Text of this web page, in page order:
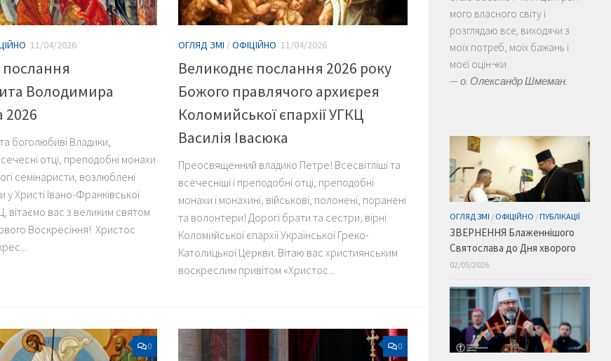
11/04/2026
послання
Володимира
2026
боголюбиві Владики,
отці, преподобні монахи
семінаристи, возлюблені
у Христі Івано-Франківської
вітаємо вас з великим святом
Воскресіння! Христос
ОГЛЯД ЗМІ /ОФІЦІЙНО 11/04/2026
Великоднє послання 2026 року
Божого правлячого архиєрея
Коломийської єпархії УГКЦ
Василія Івасюка
Преосвященний владико Петре! Всесвітліші та
всечесніші і преподобні отці, преподобні
монахи і монахині, військові, полонені, поранені
та волонтери! Дорогі брати та сестри, вірні
Коломийської єпархії Української Греко-
Католицької Церкви. Вітаю вас християнським
воскреслим привітом «Христос...
0 0
мого власного світу і
розглядаю все, виходячи з
моїх потреб, моїх бажань і
моєї оцін¬ки
—о. Олександр Шмеман.
ОГЛЯД ЗМІ / ОФІЦІЙНО /ПУБЛІКАЦІЇ
ЗВЕРНЕННЯ Блаженнішого
Святослава до Дня хворого
02/05/2026